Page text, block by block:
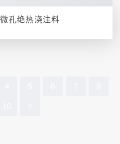
孔绝热浇注料